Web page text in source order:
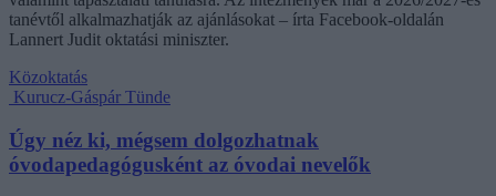
tanévtől alkalmazhatják az ajánlásokat – írta Facebook-oldalán
Lannert Judit oktatási miniszter.
Közoktatás
Kurucz-Gáspár Tünde
Úgy néz ki, mégsem dolgozhatnak
óvodapedagógusként az óvodai nevelők